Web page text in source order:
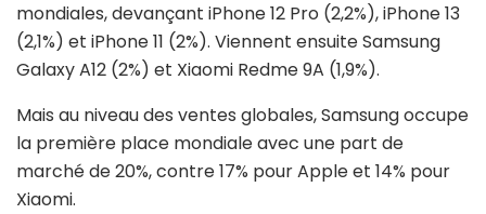
mondiales, devançant iPhone 12 Pro (2,2%), iPhone 13
(2,1%) et iPhone 11 (2%). Viennent ensuite Samsung
Galaxy A12 (2%) et Xiaomi Redme 9A (1,9%).
Mais au niveau des ventes globales, Samsung occupe
la première place mondiale avec une part de
marché de 20%, contre 17% pour Apple et 14% pour
Xiaomi.